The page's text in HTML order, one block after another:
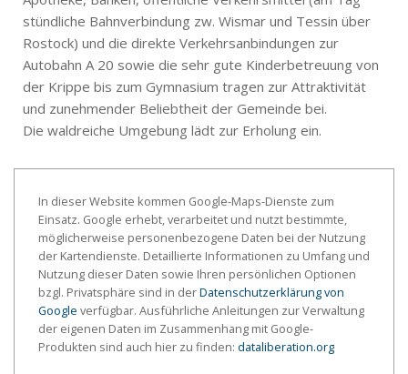
stündliche Bahnverbindung zw. Wismar und Tessin über
Rostock) und die direkte Verkehrsanbindungen zur
Autobahn A 20 sowie die sehr gute Kinderbetreuung von
der Krippe bis zum Gymnasium tragen zur Attraktivität
und zunehmender Beliebtheit der Gemeinde bei.
Die waldreiche Umgebung lädt zur Erholung ein.
In dieser Website kommen Google-Maps-Dienste zum
Einsatz. Google erhebt, verarbeitet und nutzt bestimmte,
möglicherweise personenbezogene Daten bei der Nutzung
der Kartendienste. Detaillierte Informationen zu Umfang und
Nutzung dieser Daten sowie Ihren persönlichen Optionen
bzgl. Privatsphäre sind in derDatenschutzerklärung von
Google verfügbar. Ausführliche Anleitungen zur Verwaltung
der eigenen Daten im Zusammenhang mit Google-
Produkten sind auch hier zu finden: dataliberation.org